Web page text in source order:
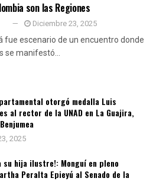
son las Regiones
Diciembre 23, 2025
fue escenario de un encuentro donde
se manifestó...
otorgó medalla Luis
al rector de la UNAD en La Guajira,
2025
su hija ilustre!: Monguí en pleno
Peralta Epieyú al Senado de la